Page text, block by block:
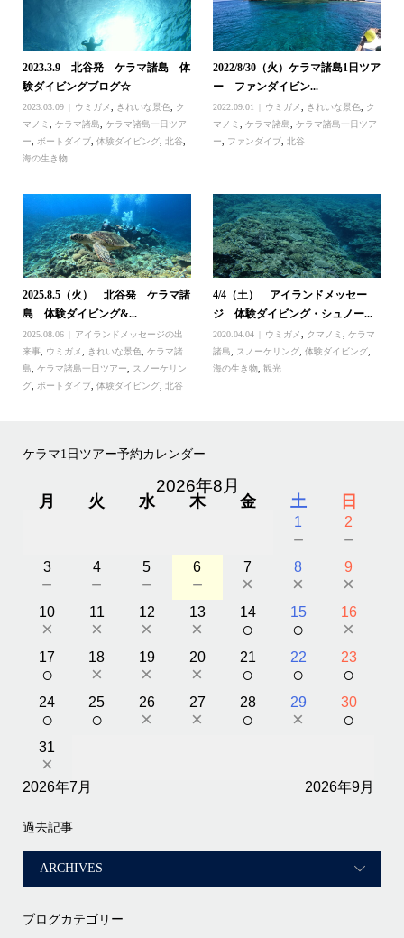
2023.3.9 北谷発 ケラマ諸島 体
験ダイビングブログ☆
2023.03.09 ウミガメ きれいな景色
ク
マノミ
ケラマ諸島
ケラマ諸島一日ツア
ー
ボートダイブ, 体験ダイビング, 北谷,
海の生き物
2022/8/30（火）ケラマ諸島1日ツア
ー ファンダイビン...
2022.09.01 ウミガメ きれいな景色
ク
マノミ
,ケラマ諸島 ,ケラマ諸島一日ツア
ー
ファンダイブ ,北谷
2025.8.5（火） 北谷発 ケラマ諸
島 体験ダイビング&...
2025.08.06
アイランドメッセージの出
来事, ウミガメ きれいな景色
ケラマ諸
島
ケラマ諸島一日ツアー
スノーケリン
グ, ボートダイブ, 体験ダイビング, 北谷
4/4（土） アイランドメッセー
ジ 体験ダイビング・シュノー...
2020.04.04 ウミガメ クマノミ ,ケラマ
諸島
スノーケリング ,体験ダイビング
海の生き物 ,観光
ケラマ1日ツアー予約カレンダー
2026年8月
月 火 水 木 金 土 日
1
－
2
－
3
－
4
－
5
－
6
－
7
×
8
×
9
×
10
×
11
×
12
×
13
×
14
○
15
○
16
×
17
○
18
×
19
×
20
×
21
○
22
○
23
○
24
○
25
○
26
×
27
×
28
○
29
×
30
○
31
×
2026年7月 2026年9月
過去記事
ブログカテゴリー